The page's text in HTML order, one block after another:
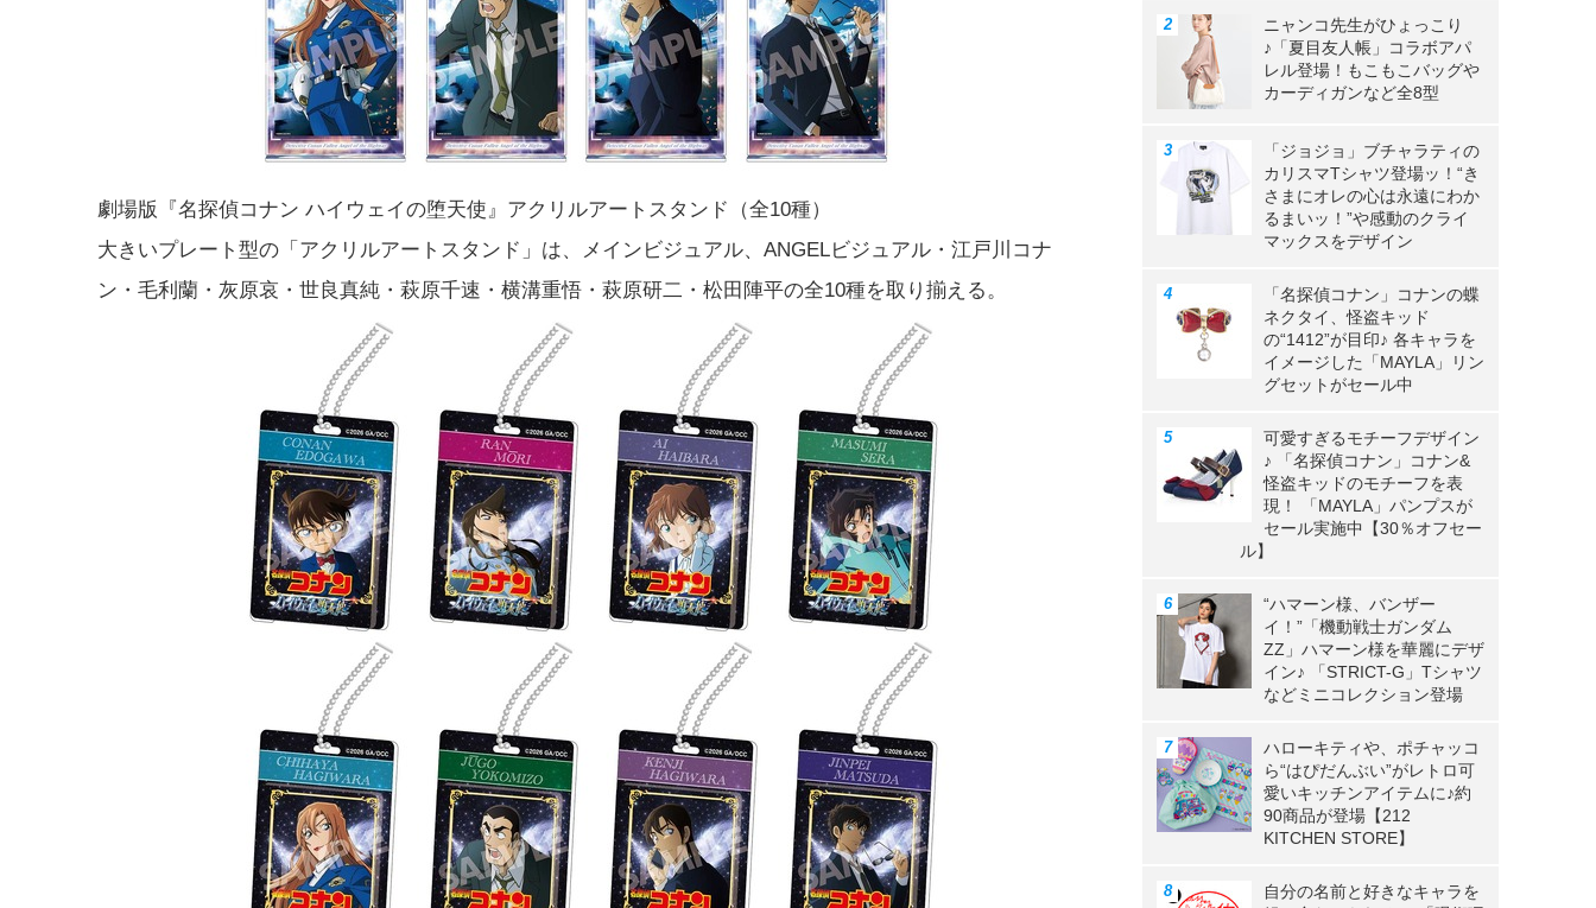
劇場版『名探偵コナン ハイウェイの堕天使』アクリルアートスタンド（全10種）
大きいプレート型の「アクリルアートスタンド」は、メインビジュアル、ANGELビジュアル・江戸川コナ
ン・毛利蘭・灰原哀・世良真純・萩原千速・横溝重悟・萩原研二・松田陣平の全10種を取り揃える。
ニャンコ先生がひょっこり
♪「夏目友人帳」コラボアパ
レル登場！もこもこバッグや
カーディガンなど全8型
「ジョジョ」ブチャラティの
カリスマTシャツ登場ッ！“き
さまにオレの心は永遠にわか
るまいッ！”や感動のクライ
マックスをデザイン
「名探偵コナン」コナンの蝶
ネクタイ、怪盗キッド
の“1412”が目印♪ 各キャラを
イメージした「MAYLA」リン
グセットがセール中
可愛すぎるモチーフデザイン
♪ 「名探偵コナン」コナン&
怪盗キッドのモチーフを表
現！ 「MAYLA」パンプスが
セール実施中【30％オフセー
ル】
“ハマーン様、バンザー
イ！”「機動戦士ガンダム
ZZ」ハマーン様を華麗にデザ
イン♪ 「STRICT-G」Tシャツ
などミニコレクション登場
ハローキティや、ポチャッコ
ら“はぴだんぶい”がレトロ可
愛いキッチンアイテムに♪約
90商品が登場【212
KITCHEN STORE】
自分の名前と好きなキャラを